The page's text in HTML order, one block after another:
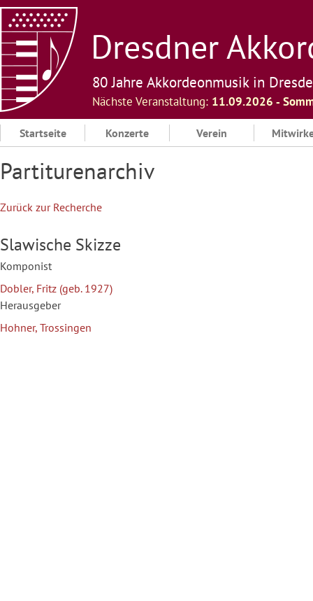
Skip
to
content
Dresdner
80 Jahre Akkordeonmusik in
Nächste Veranstaltung: 11.09.2026 ‐
Startseite Konzerte Verein
Partiturenarchiv
Zurück zur Recherche
Slawische Skizze
Komponist
Dobler, Fritz (geb. 1927)
Herausgeber
Hohner, Trossingen